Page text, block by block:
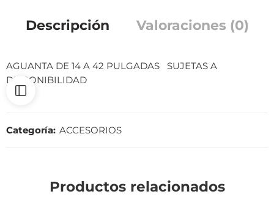
Descripción Valoraciones (0)
AGUANTA DE 14 A 42 PULGADAS SUJETAS A
DISPONIBILIDAD
Categoría: ACCESORIOS
Productos relacionados